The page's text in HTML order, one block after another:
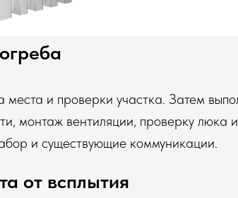
и проверки участка. Затем
монтаж вентиляции, проверку люка
и существующие коммуникации.
от всплытия